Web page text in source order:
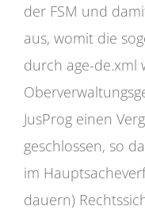
der FSM und
aus, womit die
durch age-de.xml
JusProg einen
geschlossen, so
im
dauern)